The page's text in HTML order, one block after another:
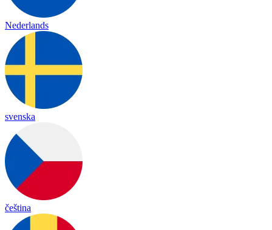
Nederlands
svenska
čeština